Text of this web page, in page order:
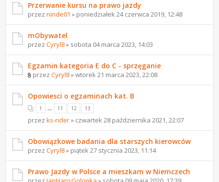
Przerwanie kursu na prawo jazdy
przezninde01 » poniedziałek 24 czerwca 2019, 12:48
mObywatel
przezCyryl8» sobota 04 marca 2023, 14:03
Egzamin kategoria E do C - sprzęganie
przezCyryl8» wtorek 21 marca 2023, 22:08
Opowiesci o egzaminach kat. B
1 ... 11 12 13
przezks-rider» czwartek 28 października 2021, 22:07
Obowiązkowe badania dla starszych kierowców
przezCyryl8» piątek 27 stycznia 2023, 11:14
Prawo Jazdy w Polsce a mieszkam w Niemczech